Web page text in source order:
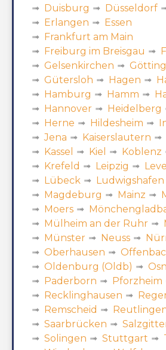
Duisburg
Düsseldorf
Erlangen
Essen
Frankfurt am Main
Freiburg im Breisgau
Gelsenkirchen
Gütersloh
Hagen
Hamburg
Hamm
Hannover
Heidelberg
Herne
Hildesheim
Jena
Kaiserslautern
Kassel
Kiel Koblenz
Krefeld
Leipzig
Lübeck
Ludwigshafen
Magdeburg
Mainz
Moers
Mülheim an der Ruhr
Münster
Neuss
Oberhausen
Oldenburg (Oldb)
Paderborn
Pforzheim
Recklinghausen
Remscheid
Saarbrücken
Solingen
Stuttgart